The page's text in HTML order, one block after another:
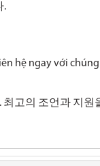
.
hệ ngay với
고의 조언과 지원